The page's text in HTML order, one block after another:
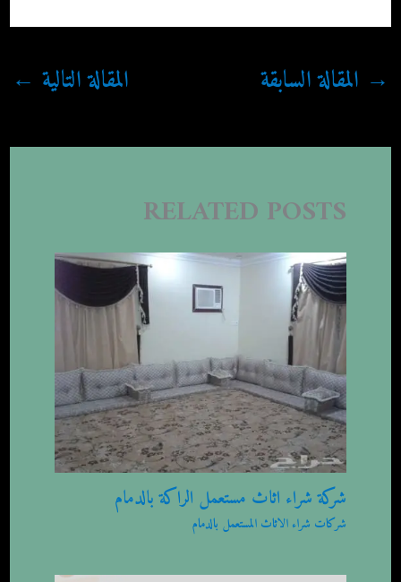
→ المقالة السابقة المقالة التالية ←
RELATED POSTS
شركة شراء اثاث مستعمل الراكة بالدمام
شركات شراء الاثاث المستعمل بالدمام